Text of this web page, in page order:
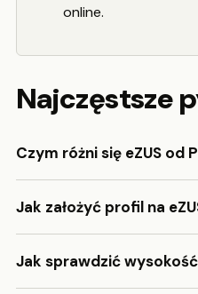
online.
Najczęstsze
Czym różni się eZUS od
Jak założyć profil na
Jak sprawdzić